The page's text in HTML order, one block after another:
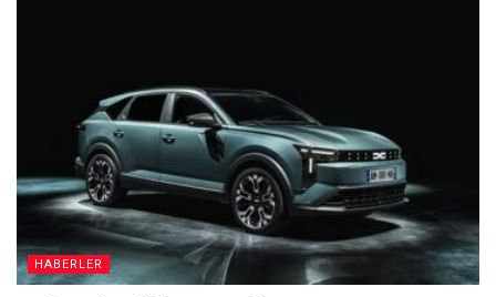
HABERLER